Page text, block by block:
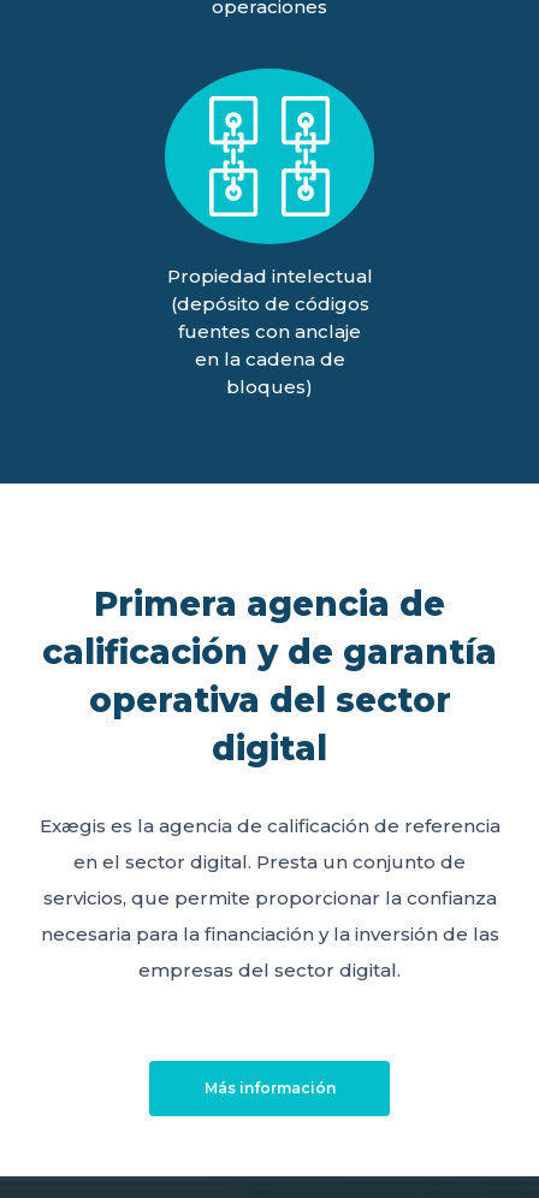
operaciones
Propiedad intelectual
(depósito de códigos
fuentes con anclaje
en la cadena de
bloques)
Primera agencia de
calificación y de garantía
operativa del sector
digital
Exægis es la agencia de calificación de referencia
en el sector digital. Presta un conjunto de
servicios, que permite proporcionar la confianza
necesaria para la financiación y la inversión de las
empresas del sector digital.
Más información